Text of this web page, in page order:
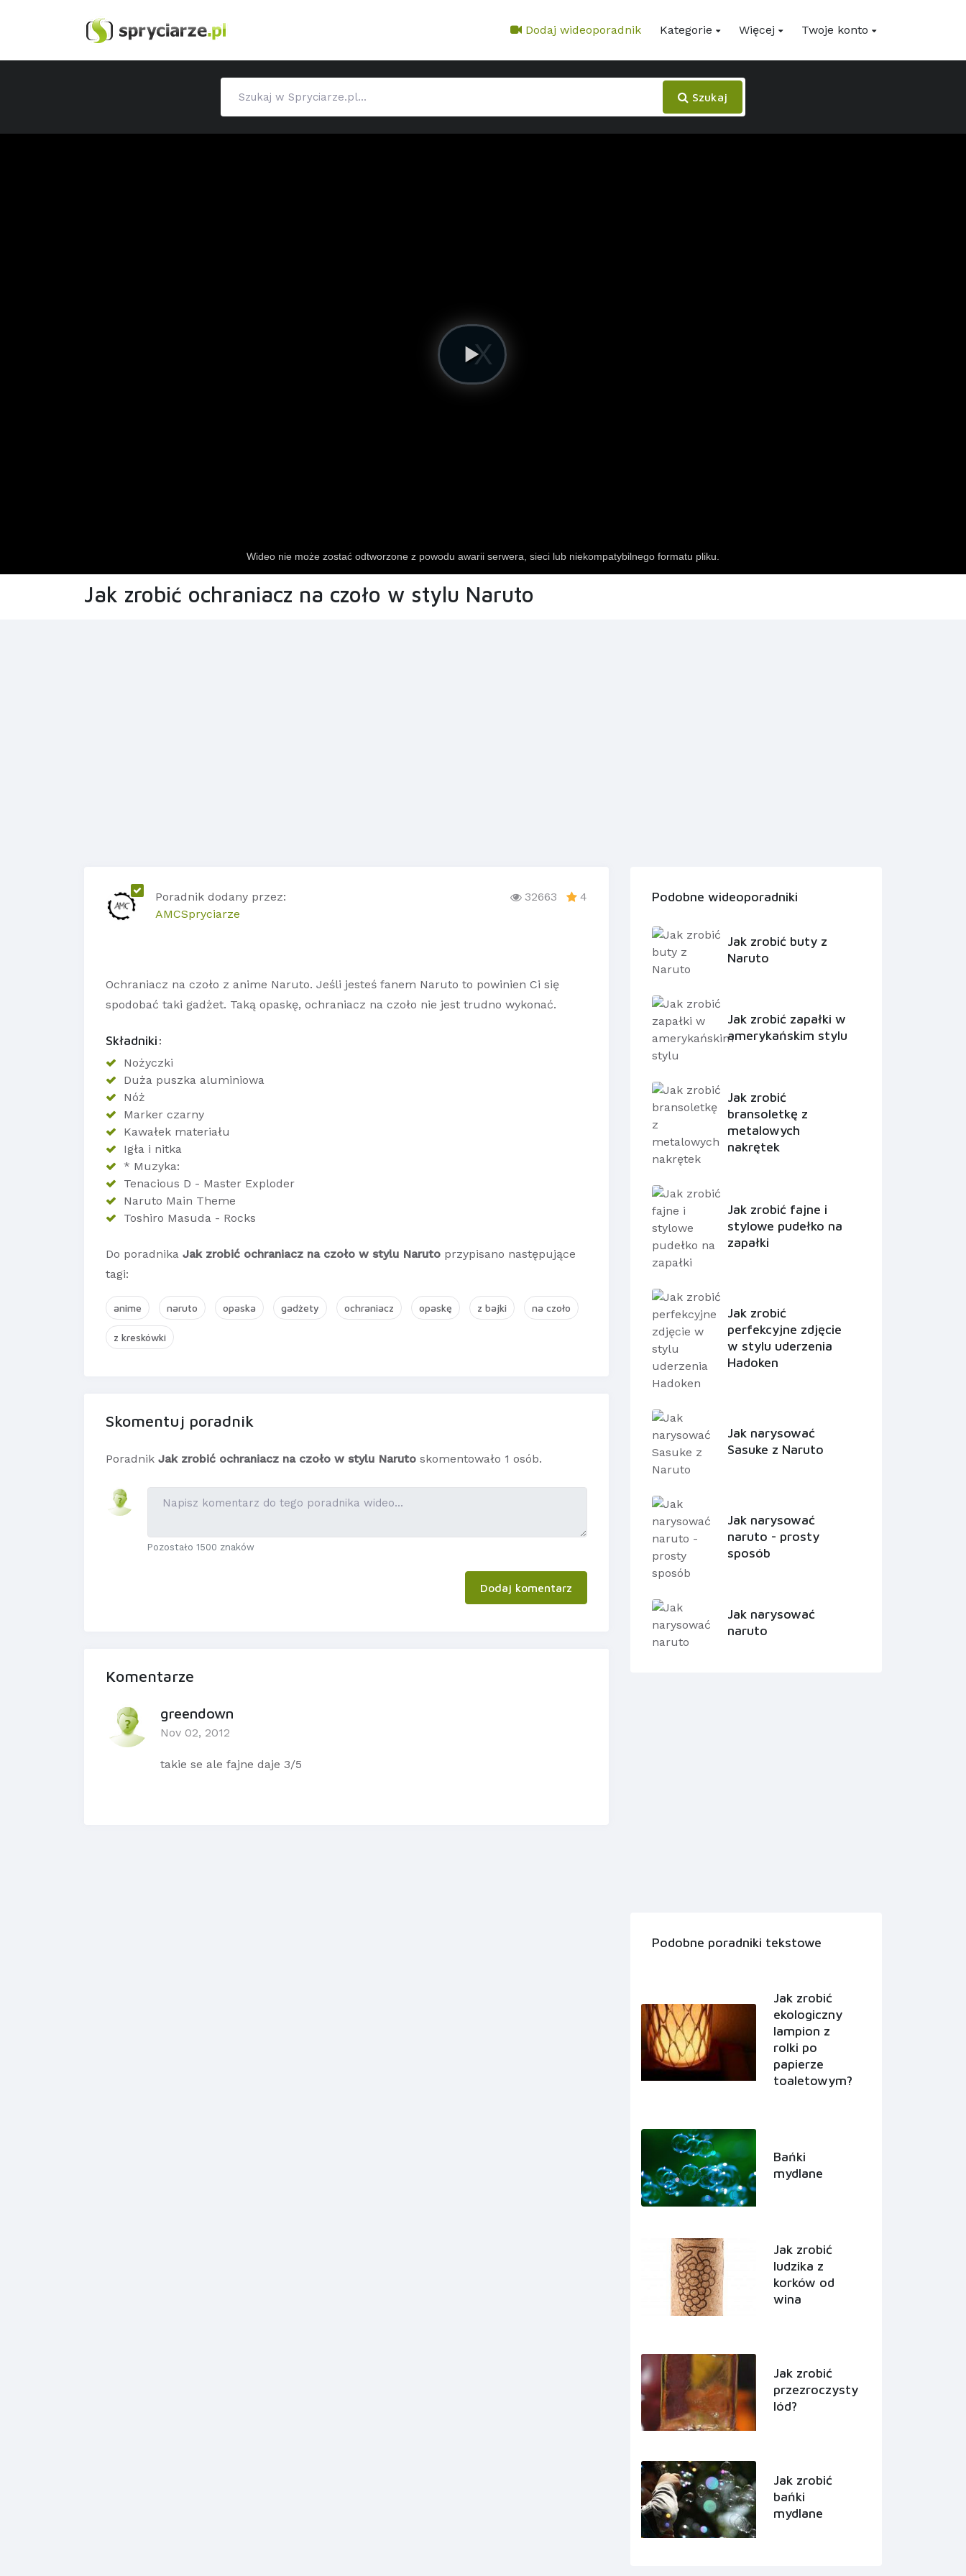
Dodaj wideoporadnik Kategorie Więcej Twoje konto
Szukaj
Jak zrobić ochraniacz na czoło w stylu Naruto
Poradnik dodany przez:
AMCSpryciarze
32663 4
Ochraniacz na czoło z anime Naruto. Jeśli jesteś fanem Naruto to powinien Ci się
spodobać taki gadżet. Taką opaskę, ochraniacz na czoło nie jest trudno wykonać.
Składniki:
Nożyczki
Duża puszka aluminiowa
Nóż
Marker czarny
Kawałek materiału
Igła i nitka
* Muzyka:
Tenacious D - Master Exploder
Naruto Main Theme
Toshiro Masuda - Rocks
Do poradnika Jak zrobić ochraniacz na czoło w stylu Naruto przypisano następujące
tagi:
anime naruto opaska gadżety ochraniacz opaskę z bajki na czoło
z kreskówki
Skomentuj poradnik
Poradnik Jak zrobić ochraniacz na czoło w stylu Naruto skomentowało 1 osób.
Pozostało 1500 znaków
Dodaj komentarz
Komentarze
greendown
Nov 02, 2012
takie se ale fajne daje 3/5
Podobne wideoporadniki
Jak zrobić buty z
Naruto
Jak zrobić zapałki w
amerykańskim stylu
Jak zrobić
bransoletkę z
metalowych
nakrętek
Jak zrobić fajne i
stylowe pudełko na
zapałki
Jak zrobić
perfekcyjne zdjęcie
w stylu uderzenia
Hadoken
Jak narysować
Sasuke z Naruto
Jak narysować
naruto - prosty
sposób
Jak narysować
naruto
Podobne poradniki tekstowe
Jak zrobić
ekologiczny
lampion z
rolki po
papierze
toaletowym?
Bańki
mydlane
Jak zrobić
ludzika z
korków od
wina
Jak zrobić
przezroczysty
lód?
Jak zrobić
bańki
mydlane